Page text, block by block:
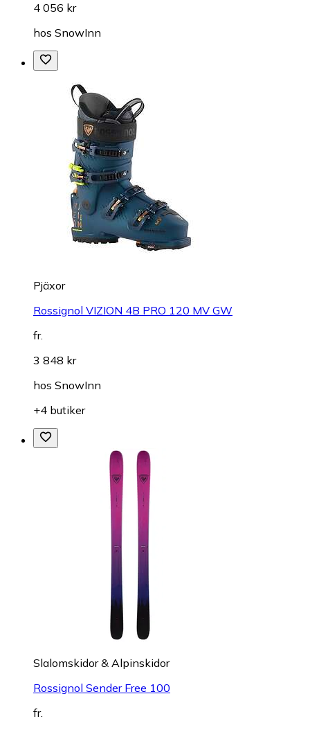
4 056 kr
hos SnowInn
Pjäxor
Rossignol VIZION 4B PRO 120 MV GW
fr.
3 848 kr
hos SnowInn
+4 butiker
Slalomskidor & Alpinskidor
Rossignol Sender Free 100
fr.